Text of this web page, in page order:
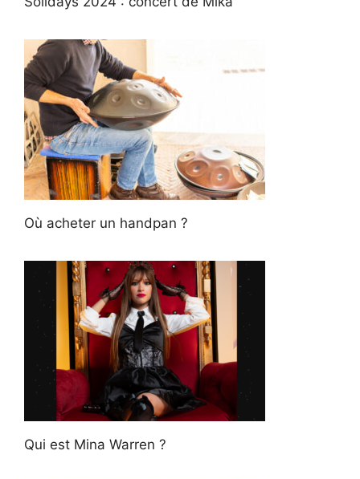
Où acheter un handpan ?
Qui est Mina Warren ?